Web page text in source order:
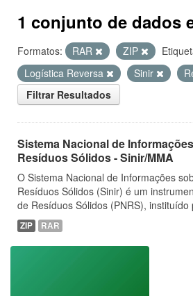
1 conjunto de dados
Formatos: RAR ZIP
Logística Reversa
Sinir
Filtrar Resultados
Sistema Nacional de
Resíduos Sólidos - Sinir/MMA
O Sistema Nacional de Informações
Resíduos Sólidos (Sinir) é um
de Resíduos Sólidos (PNRS), instituído
ZIP RAR